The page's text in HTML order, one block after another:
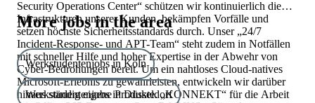
Security Operations Center“ schützen wir kontinuierlich die
Infrastrukturen unserer Kunden, bekämpfen Vorfälle und
setzen höchste Sicherheitsstandards durch. Unser „24/7
Incident-Response- und APT-Team“ steht zudem in Notfällen
mit schneller Hilfe und hoher Expertise in der Abwehr von
Cyber-Bedrohungen bereit. Um ein nahtloses Cloud-natives
Microsoft-Erlebnis zu gewährleisten, entwickeln wir darüber
hinaus ständig eigene Produkte. „KONNEKT“ für die Arbeit
More jobs in the area
Werkstudentenjobs in Köln
Werkstudentenjobs in Düsseldorf